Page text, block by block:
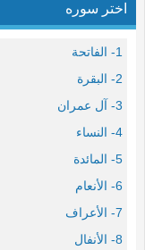
اختر سوره
1- الفاتحة
2- البقرة
3- آل عمران
4- النساء
5- المائدة
6- الأنعام
7- الأعراف
8- الأنفال